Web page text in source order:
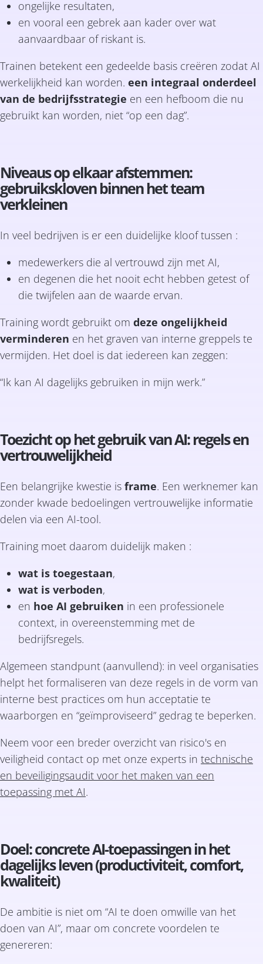
ongelijke resultaten,
en vooral een gebrek aan kader over wat
aanvaardbaar of riskant is.
Trainen betekent een gedeelde basis creëren zodat AI
werkelijkheid kan worden. een integraal onderdeel
van de bedrijfsstrategie en een hefboom die nu
gebruikt kan worden, niet “op een dag”.
Niveaus op elkaar afstemmen:
gebruikskloven binnen het team
verkleinen
In veel bedrijven is er een duidelijke kloof tussen :
medewerkers die al vertrouwd zijn met AI,
en degenen die het nooit echt hebben getest of
die twijfelen aan de waarde ervan.
Training wordt gebruikt om deze ongelijkheid
verminderen en het graven van interne greppels te
vermijden. Het doel is dat iedereen kan zeggen:
“Ik kan AI dagelijks gebruiken in mijn werk.”
Toezicht op het gebruik van AI: regels en
vertrouwelijkheid
Een belangrijke kwestie is frame. Een werknemer kan
zonder kwade bedoelingen vertrouwelijke informatie
delen via een AI-tool.
Training moet daarom duidelijk maken :
wat is toegestaan,
wat is verboden,
en hoe AI gebruiken in een professionele
context, in overeenstemming met de
bedrijfsregels.
Algemeen standpunt (aanvullend): in veel organisaties
helpt het formaliseren van deze regels in de vorm van
interne best practices om hun acceptatie te
waarborgen en “geïmproviseerd” gedrag te beperken.
Neem voor een breder overzicht van risico's en
veiligheid contact op met onze experts in technische
en beveiligingsaudit voor het maken van een
toepassing met AI.
Doel: concrete AI-toepassingen in het
dagelijks leven (productiviteit, comfort,
kwaliteit)
De ambitie is niet om “AI te doen omwille van het
doen van AI”, maar om concrete voordelen te
genereren: